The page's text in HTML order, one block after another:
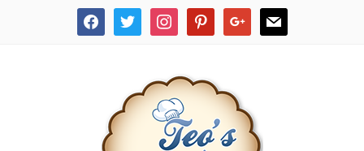
facebooktwitter instagrampinterestgoogle mail